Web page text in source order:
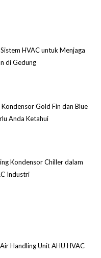
HVAC untuk Menjaga
di Gedung
Kondensor Gold Fin dan Blue
Anda Ketahui
Kondensor Chiller dalam
Industri
Handling Unit AHU HVAC